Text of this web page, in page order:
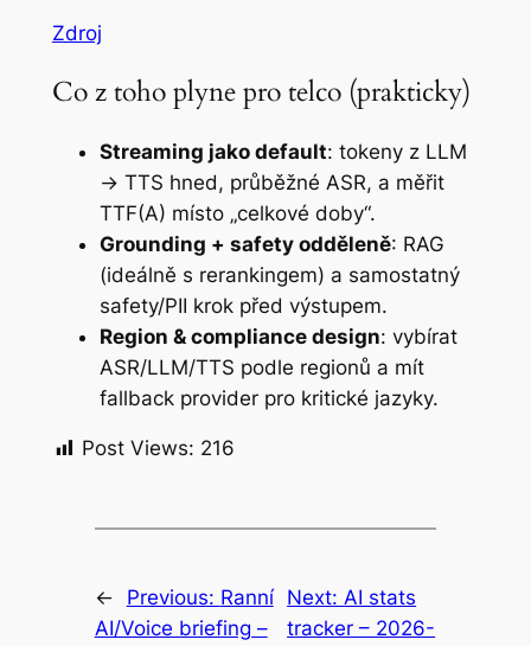
Zdroj
Co z toho plyne pro telco (prakticky)
Streaming jako default: tokeny z LLM
→ TTS hned, průběžné ASR, a měřit
TTF(A) místo „celkové doby“.
Grounding + safety odděleně: RAG
(ideálně s rerankingem) a samostatný
safety/PII krok před výstupem.
Region & compliance design: vybírat
ASR/LLM/TTS podle regionů a mít
fallback provider pro kritické jazyky.
Post Views: 216
← Previous: Ranní
AI/Voice briefing –
Next:AI stats
tracker – 2026-